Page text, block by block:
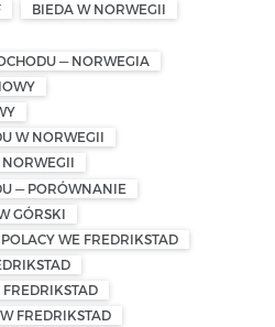
BIEDA W NORWEGII
— NORWEGIA
W NORWEGII
— PORÓWNANIE
GÓRSKI
POLACY WE FREDRIKSTAD
FREDRIKSTAD